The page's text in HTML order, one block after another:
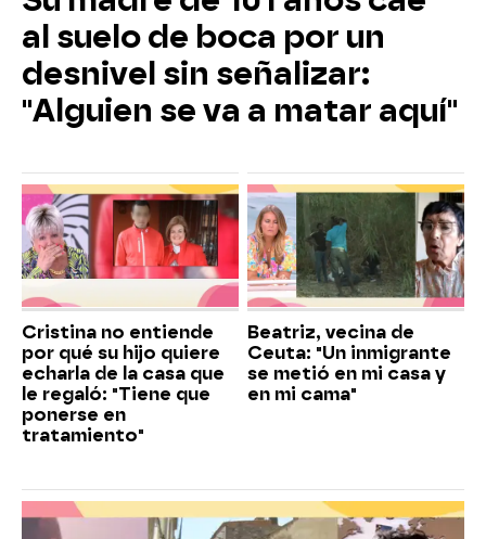
al suelo de boca por un
desnivel sin señalizar:
"Alguien se va a matar aquí"
Cristina no entiende
por qué su hijo quiere
echarla de la casa que
le regaló: "Tiene que
ponerse en
tratamiento"
Beatriz, vecina de
Ceuta: "Un inmigrante
se metió en mi casa y
en mi cama"